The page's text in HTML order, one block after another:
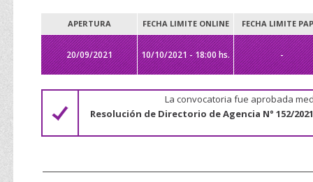
APERTURA FECHA LIMITE ONLINE FECHA LIMITE
20/09/2021 10/10/2021 - 18:00 hs. -
La convocatoria fue aprobada
Resolución de Directorio de Agencia N° 152/